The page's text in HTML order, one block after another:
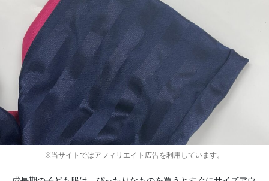
※当サイトではアフィリエイト広告を利用しています。